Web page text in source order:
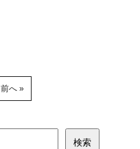
前へ »